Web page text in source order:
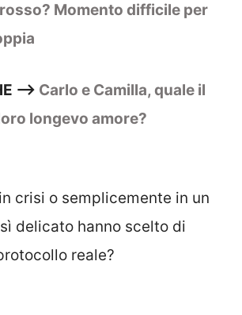
Momento difficile per
–> Carlo e Camilla, quale il
longevo amore?
crisi o semplicemente in un
delicato hanno scelto di
reale?